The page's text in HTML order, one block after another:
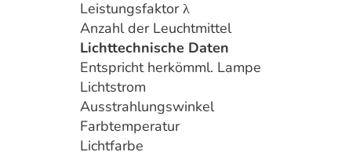
Leistungsfaktor λ
Anzahl der Leuchtmittel
Lichttechnische Daten
Entspricht herkömml. Lampe
Lichtstrom
Ausstrahlungswinkel
Farbtemperatur
Lichtfarbe